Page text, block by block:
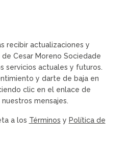
recibir actualizaciones y
Cesar Moreno Sociedade
servicios actuales y futuros.
y darte de baja en
clic en el enlace de
mensajes.
a los Términos y Política de